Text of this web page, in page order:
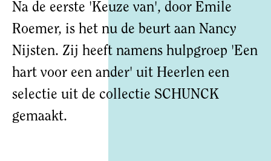
Na de eerste 'Keuze van', door Emile
Roemer, is het nu de beurt aan Nancy
Nijsten. Zij heeft namens hulpgroep 'Een
hart voor een ander' uit Heerlen een
selectie uit de collectie SCHUNCK
gemaakt.